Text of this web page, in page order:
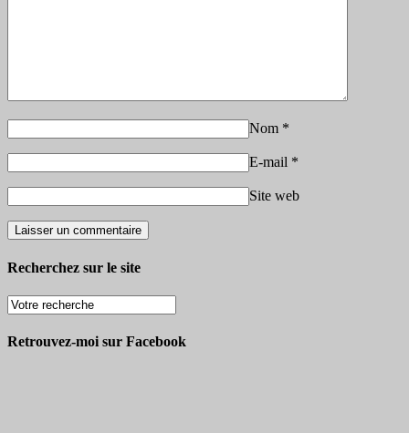
Nom *
E-mail *
Site web
Recherchez sur le site
Retrouvez-moi sur Facebook